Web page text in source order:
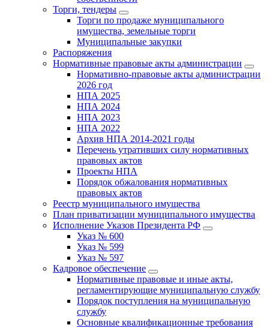
Торги, тендеры
Торги по продаже муниципального
имущества, земельные торги
Муниципальные закупки
Распоряжения
Нормативные правовые акты администрации
Нормативно-правовые акты администрации
2026 год
НПА 2025
НПА 2024
НПА 2023
НПА 2022
Архив НПА 2014-2021 годы
Перечень утративших силу нормативных
правовых актов
Проекты НПА
Порядок обжалования нормативных
правовых актов
Реестр муниципального имущества
План приватизации муниципального имущества
Исполнение Указов Президента РФ
Указ № 600
Указ № 599
Указ № 597
Кадровое обеспечение
Нормативные правовые и иные акты,
регламентирующие муниципальную службу
Порядок поступления на муниципальную
службу
Основные квалификационные требования